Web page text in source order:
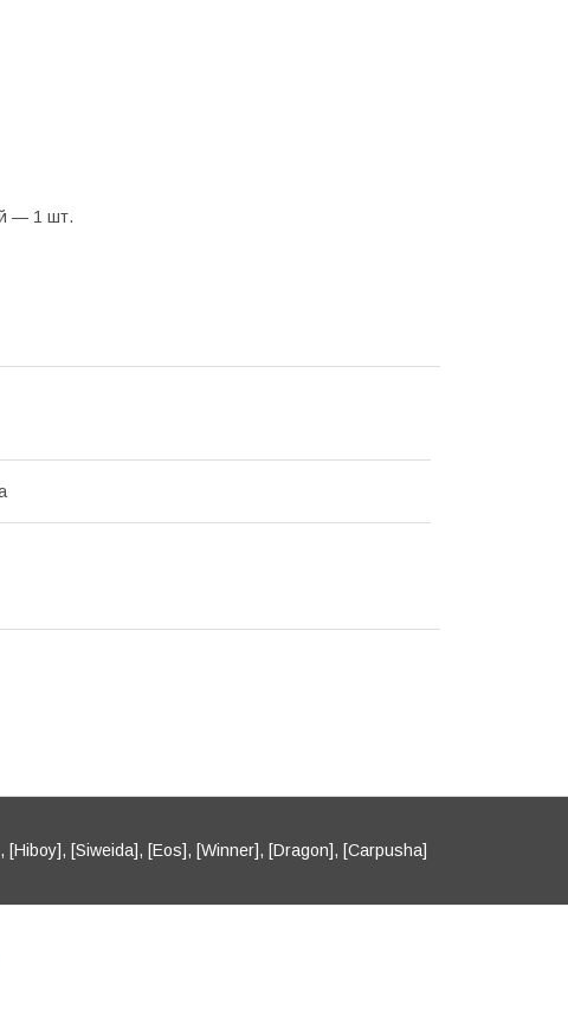
— 1 шт.
[Hiboy], [Siweida], [Eos], [Winner], [Dragon], [Carpusha]